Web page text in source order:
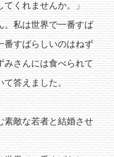
くれませんか。」
。私は世界で一番すば
番すばらしいのはねず
みさんには食べられて
答えました。
素敵な若者と結婚させ